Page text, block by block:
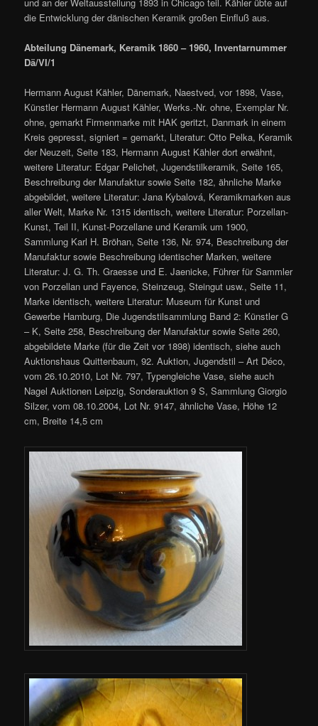
die Entwicklung der dänischen Keramik großen Einfluß aus.
Abteilung Dänemark, Keramik 1860 – 1960, Inventarnummer
Dä/VI/1
Hermann August Kähler, Dänemark, Naestved, vor 1898, Vase,
Künstler Hermann August Kähler, Werks.-Nr. ohne, Exemplar Nr.
ohne, gemarkt Firmenmarke mit HAK geritzt, Danmark in einem
Kreis gepresst, signiert = gemarkt, Literatur: Otto Pelka, Keramik
der Neuzeit, Seite 183, Hermann August Kähler dort erwähnt,
weitere Literatur: Edgar Pelichet, Jugendstilkeramik, Seite 165,
Beschreibung der Manufaktur sowie Seite 182, ähnliche Marke
abgebildet, weitere Literatur: Jana Kybalová, Keramikmarken aus
aller Welt, Marke Nr. 1315 identisch, weitere Literatur: Porzellan-
Kunst, Teil II, Kunst-Porzellane und Keramik um 1900,
Sammlung Karl H. Bröhan, Seite 136, Nr. 974, Beschreibung der
Manufaktur sowie Beschreibung identischer Marken, weitere
Literatur: J. G. Th. Graesse und E. Jaenicke, Führer für Sammler
von Porzellan und Fayence, Steinzeug, Steingut usw., Seite 11,
Marke identisch, weitere Literatur: Museum für Kunst und
Gewerbe Hamburg, Die Jugendstilsammlung Band 2: Künstler G
– K, Seite 258, Beschreibung der Manufaktur sowie Seite 260,
abgebildete Marke (für die Zeit vor 1898) identisch, siehe auch
Auktionshaus Quittenbaum, 92. Auktion, Jugendstil – Art Déco,
vom 26.10.2010, Lot Nr. 797, Typengleiche Vase, siehe auch
Nagel Auktionen Leipzig, Sonderauktion 9 S, Sammlung Giorgio
Silzer, vom 08.10.2004, Lot Nr. 9147, ähnliche Vase, Höhe 12
cm, Breite 14,5 cm